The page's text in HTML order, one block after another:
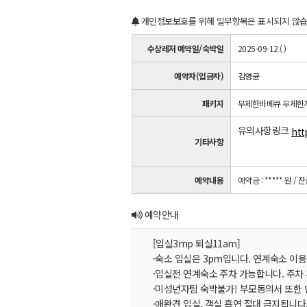
개인정보보호를 위해 일부항목은 표시되지 않
수상레저 예약일/숙박일 2025-09-12 ( )
예약자(입금자) 김영균
패키지 무제한바베큐 무제한
기타사항
유의사항링크
예약내용 예약금 : ***** 원 / 잔
예약안내
[입실3mp 퇴실11am]
·숙소 입실은 3pm입니다. 연계숙소 이
·입실전 연계숙소 주차 가능합니다. 주
·미성년자팀 숙박불가! 부모동의서 또
·애완견 입실, 객실 흡연 절대 금지됩니